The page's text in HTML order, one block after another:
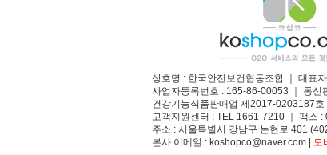
상호명 : 한국안전보건협동조합 ｜ 대표
사업자등록번호 : 165-86-00053 ｜ 통
건강기능식품판매업 제2017-0203187
고객지원센터 : TEL 1661-7210 ｜ 팩스
주소 : 서울특별시 강남구 논현로 401
본사 이메일 : koshopco@naver.com | 모